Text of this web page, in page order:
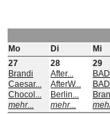
Mo Di Mi
27
Brandi
Caesar...
Chocol...
mehr...
28
After...
AfterW...
Berlin...
mehr...
29